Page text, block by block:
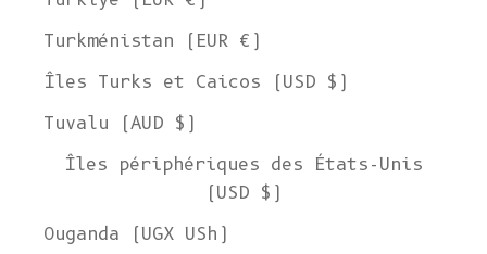
Turkménistan (EUR €)
Îles Turks et Caicos (USD $)
Tuvalu (AUD $)
Îles périphériques des États-Unis
(USD $)
Ouganda (UGX USh)